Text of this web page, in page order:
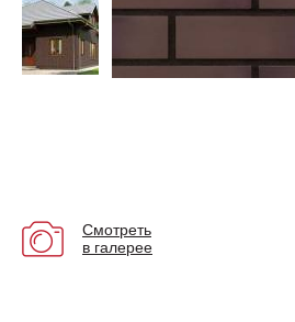
Смотреть
в галерее